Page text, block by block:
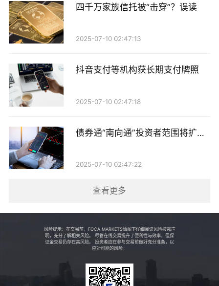
研究体系层面，聚焦科技相关指数动态，通过行业配置
分析深挖科技板块量价关系与趋势，辅以偏离度策略、
隐含波动率等模型工具提升决策精度，为筛选优质科技
投资路径上，华安资产重点投向科技型企业（包括高新
技术企业、“专精特新”中小企业等）及科技相关产业
产业等）发行的债券及资产支持证券，为不同发展阶段
的科技企业提供“低成本、有耐心、有弹性”的资金支
持，助力其从技术研发到成果转化、产业化的全链条发
周嘉伟向记者透露，华安资产在金融科技领域的一系列
标志性项目，正是依托系统化的服务体系，投资成果也
在新能源科技赛道，“华安-金义新区产业园基础设施债
四千万家族信托被“击穿”？误读
2025-07-10 02:47:13
抖音支付等机构获长期支付牌照
2025-07-10 02:47:18
债券通“南向通”投资者范围将扩至
2025-07-10 02:47:22
查看更多
风险提示：在交易前，FOCA MARKETS请阁下仔细阅读风险披露声
明，充分了解相关风险。 尽管在线交易提升了便利性与效率，但保
证金交易仍存在高风险。 投资者应在参与交易前做好充分准备，以
应对可能的风险。